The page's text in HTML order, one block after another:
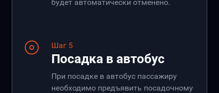
будет автоматически отменено.
Шаг 5
Посадка в автобус
При посадке в автобус пассажиру
необходимо предъявить посадочному